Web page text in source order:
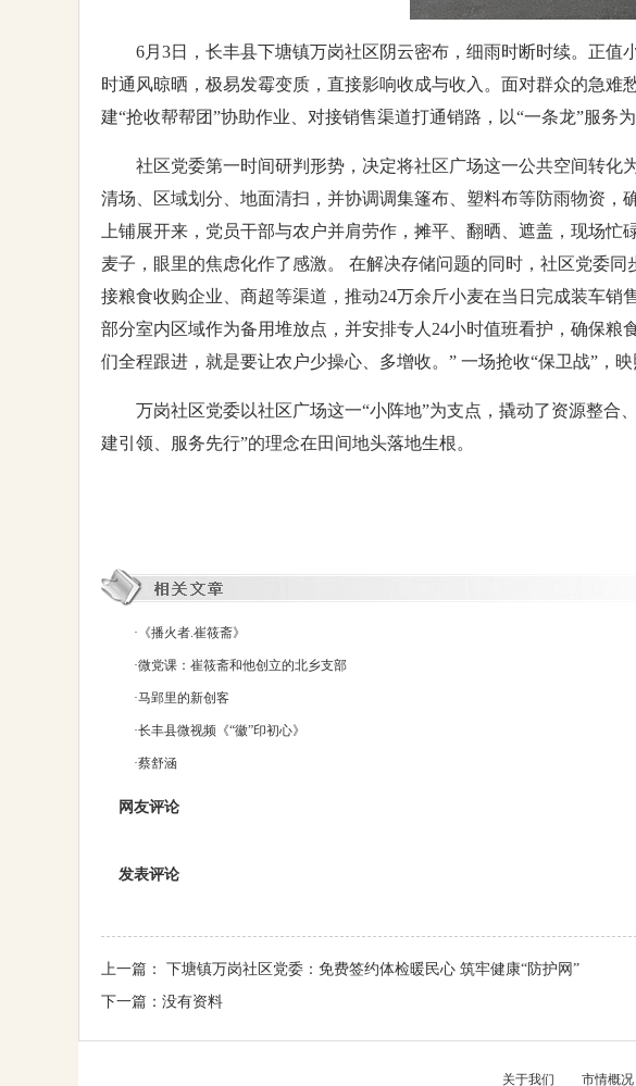
6月3日，长丰县下塘镇万岗社区阴云密布，细雨时断时续。正
时通风晾晒，极易发霉变质，直接影响收成与收入。面对群众的急
建“抢收帮帮团”协助作业、对接销售渠道打通销路，以“一条龙”服务
社区党委第一时间研判形势，决定将社区广场这一公共空间转化
清场、区域划分、地面清扫，并协调调集篷布、塑料布等防雨物资
上铺展开来，党员干部与农户并肩劳作，摊平、翻晒、遮盖，现场
麦子，眼里的焦虑化作了感激。 在解决存储问题的同时，社区党委
接粮食收购企业、商超等渠道，推动24万余斤小麦在当日完成装车
部分室内区域作为备用堆放点，并安排专人24小时值班看护，确保
们全程跟进，就是要让农户少操心、多增收。” 一场抢收“保卫战”，
万岗社区党委以社区广场这一“小阵地”为支点，撬动了资源整合
建引领、服务先行”的理念在田间地头落地生根。
· 《播火者.崔筱斋》
·微党课：崔筱斋和他创立的北乡支部
·马郢里的新创客
·长丰县微视频《“徽”印初心》
·蔡舒涵
网友评论
发表评论
上一篇： 下塘镇万岗社区党委：免费签约体检暖民心 筑牢健康“防护网”
下一篇： 没有资料
关于我们 市情概况